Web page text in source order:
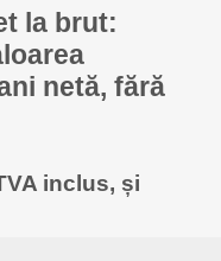
la brut:
netă, fără
inclus, și